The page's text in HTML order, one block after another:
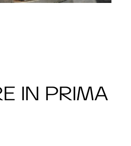
IN PRIMA